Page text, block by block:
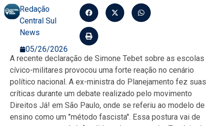
Redação
Central Sul
News
05/26/2026
A recente declaração de Simone Tebet sobre as escolas
cívico-militares provocou uma forte reação no cenário
político nacional. A ex-ministra do Planejamento fez suas
críticas durante um debate realizado pelo movimento
Direitos Já! em São Paulo, onde se referiu ao modelo de
ensino como um "método fascista". Essa postura vai de